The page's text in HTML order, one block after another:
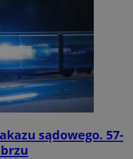
sądowego. 57-